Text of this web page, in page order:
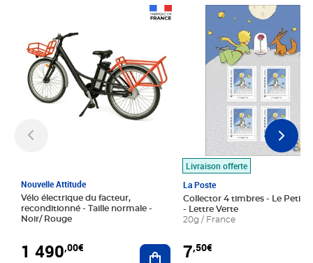
Nouvelle Attitude
Vélo électrique du facteur,
reconditionné - Taille normale -
Noir/ Rouge
1 490,00€ Ajouter au panier
Livraison offerte
La Poste
Collector 4 timbres - Le Petit
- Lettre Verte
20g / France
7,50€
Prix 7,50€